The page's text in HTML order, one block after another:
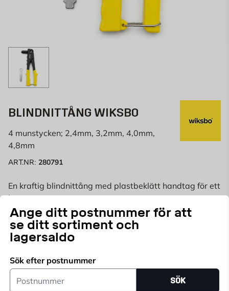
Ange ditt postnummer för att
se ditt sortiment och
lagersaldo
Sök efter postnummer
Postnummer
SÖK
BLINDNITTÅNG WIKSBO
4 munstycken; 2,4mm, 3,2mm, 4,0mm,
4,8mm
ART.NR: 280791
En kraftig blindnittång med plastbeklätt handtag för ett
bra grepp.
Välj butik
Köp online, boka leverans i kassan
Angepostnummer för att se lagerstatus